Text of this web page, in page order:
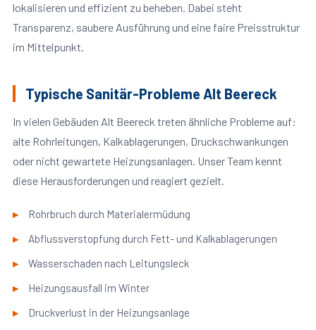
lokalisieren und effizient zu beheben. Dabei steht
Transparenz, saubere Ausführung und eine faire Preisstruktur
im Mittelpunkt.
Typische Sanitär-Probleme Alt Beereck
In vielen Gebäuden Alt Beereck treten ähnliche Probleme auf:
alte Rohrleitungen, Kalkablagerungen, Druckschwankungen
oder nicht gewartete Heizungsanlagen. Unser Team kennt
diese Herausforderungen und reagiert gezielt.
Rohrbruch durch Materialermüdung
Abflussverstopfung durch Fett- und Kalkablagerungen
Wasserschaden nach Leitungsleck
Heizungsausfall im Winter
Druckverlust in der Heizungsanlage